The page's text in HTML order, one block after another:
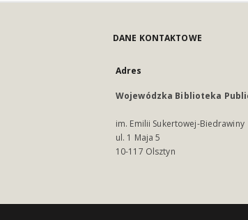
DANE KONTAKTOWE
Adres
Wojewódzka Biblioteka
im. Emilii Sukertowej-Biedrawiny
ul. 1 Maja 5
10-117 Olsztyn